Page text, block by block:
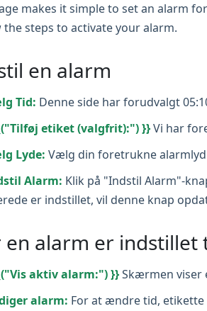
makes it simple to set an alarm
the steps to activate your alarm.
en alarm
Tid: Denne side har forudvalgt
etiket (valgfrit):") }}Vi har
Lyde: Vælg din foretrukne
Alarm: Klik på "Indstil Alarm"-
er indstillet, vil denne knap
en alarm er indstillet
aktiv alarm:") }}Skærmen viser
alarm: For at ændre tid,